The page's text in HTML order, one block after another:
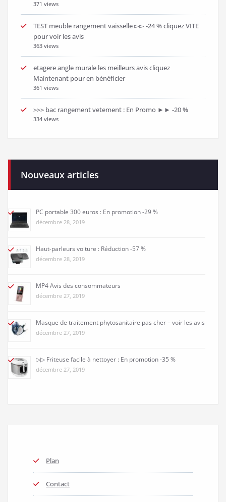
371 views
TEST meuble rangement vaisselle ▻▻ -24 % cliquez VITE
pour voir les avis
363 views
etagere angle murale les meilleurs avis cliquez
Maintenant pour en bénéficier
361 views
>>> bac rangement vetement : En Promo ►► -20 %
334 views
Nouveaux articles
PC portable 300 euros : En promotion -29 %
décembre 28, 2019
Haut-parleurs voiture : Réduction -57 %
décembre 28, 2019
MP4 Avis des consommateurs
décembre 27, 2019
Masque de traitement phytosanitaire pas cher – voir les avis
décembre 27, 2019
▷▷ Friteuse facile à nettoyer : En promotion -35 %
décembre 27, 2019
Plan
Contact